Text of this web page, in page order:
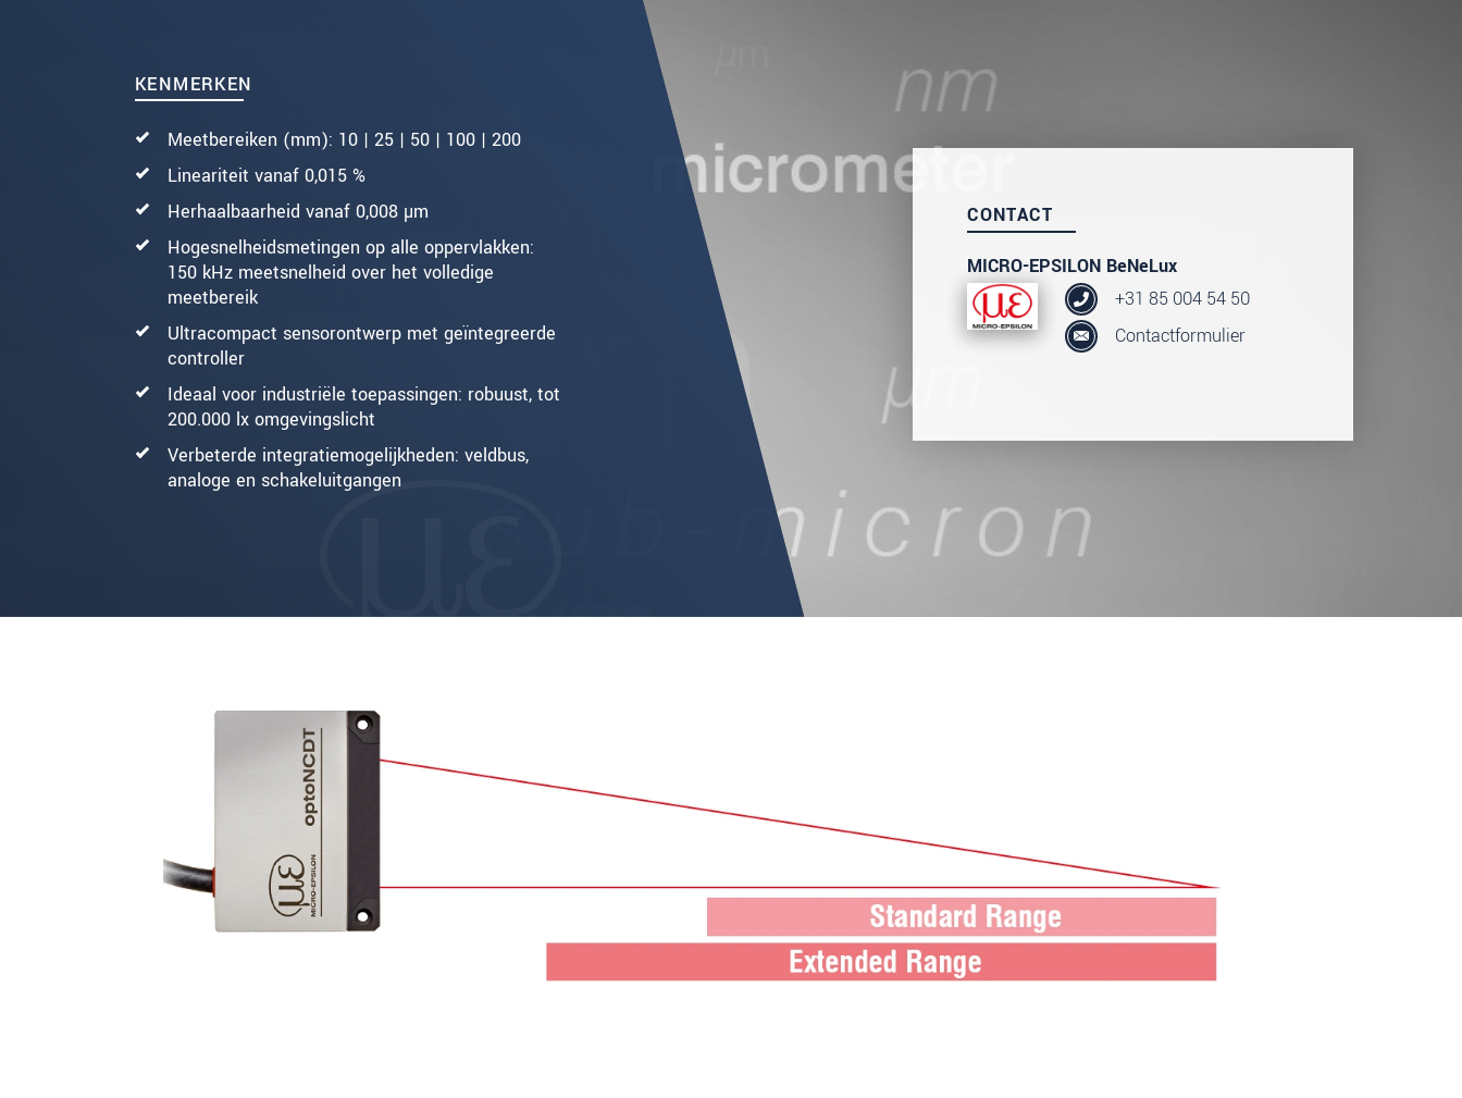
KENMERKEN
Meetbereiken (mm): 10 | 25 | 50 | 100 | 200
Lineariteit vanaf 0,015 %
Herhaalbaarheid vanaf 0,008 µm
Hogesnelheidsmetingen op alle oppervlakken:
150 kHz meetsnelheid over het volledige
meetbereik
Ultracompact sensorontwerp met geïntegreerde
controller
Ideaal voor industriële toepassingen: robuust, tot
200.000 lx omgevingslicht
Verbeterde integratiemogelijkheden: veldbus,
analoge en schakeluitgangen
CONTACT
MICRO-EPSILON BeNeLux
+31 85 004 54 50
Contactformulier